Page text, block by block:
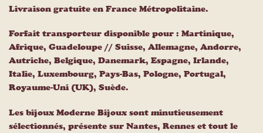
Livraison gratuite en France Métropolitaine.
Forfait transporteur disponible pour : Martinique,
Afrique, Guadeloupe // Suisse, Allemagne, Andorre,
Autriche, Belgique, Danemark, Espagne, Irlande,
Italie, Luxembourg, Pays-Bas, Pologne, Portugal,
Royaume-Uni (UK), Suède.
Les bijoux Moderne Bijoux sont minutieusement
sélectionnés, présente sur Nantes, Rennes et tout le